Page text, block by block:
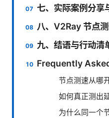
七、实际案例分享
八、V2Ray 节点
九、结语与行动清
Frequently
节点测速从哪
如何真正测出
为什么同一个